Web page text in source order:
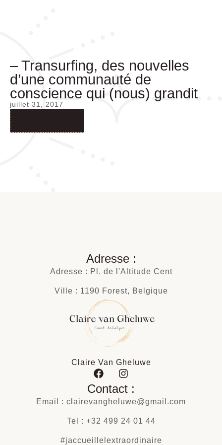
– Transurfing, des nouvelles
d’une communauté de
conscience qui (nous) grandit
juillet 31, 2017
Adresse :
Adresse : Pl. de l'Altitude Cent
Ville : 1190 Forest, Belgique
Claire Van Gheluwe
Contact :
Email : clairevangheluwe@gmail.com
Tel : +32 499 24 01 44
#jaccueillelextraordinaire